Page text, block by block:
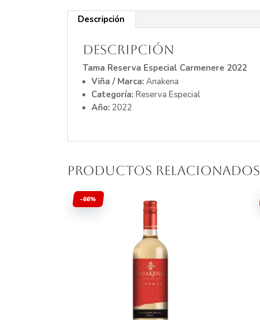
Descripción
Descripción
Tama Reserva Especial Carmenere 2022
Viña / Marca: Anakena
Categoría: Reserva Especial
Año: 2022
Productos relacionados
-66%